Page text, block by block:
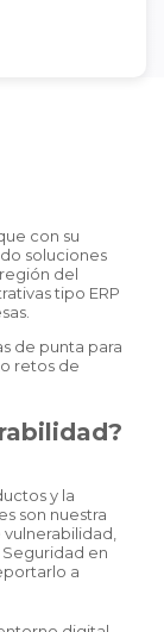
con su
soluciones
del
tipo ERP
de punta para
retos de
y la
son nuestra
en
a